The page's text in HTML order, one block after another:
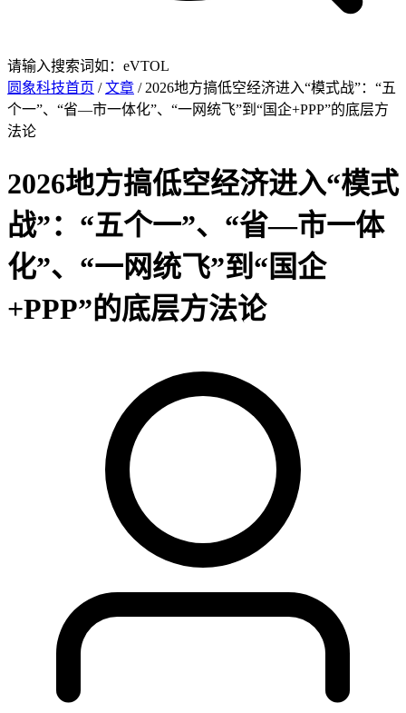
请输入搜索词如：eVTOL
圆象科技首页 /文章 / 2026地方搞低空经济进入“模式战”：“五
个一”、“省—市一体化”、“一网统飞”到“国企+PPP”的底层方
法论
2026地方搞低空经济进入“模式
战”：“五个一”、“省—市一体
化”、“一网统飞”到“国企
+PPP”的底层方法论